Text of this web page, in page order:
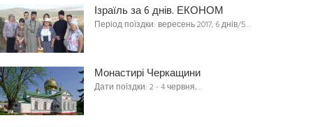
Ізраїль за 6 днів. ЕКОНОМ
Період поїздки: вересень 2017, 6 днів/5…
Монастирі Черкащини
Дати поїздки: 2 - 4 червня,…